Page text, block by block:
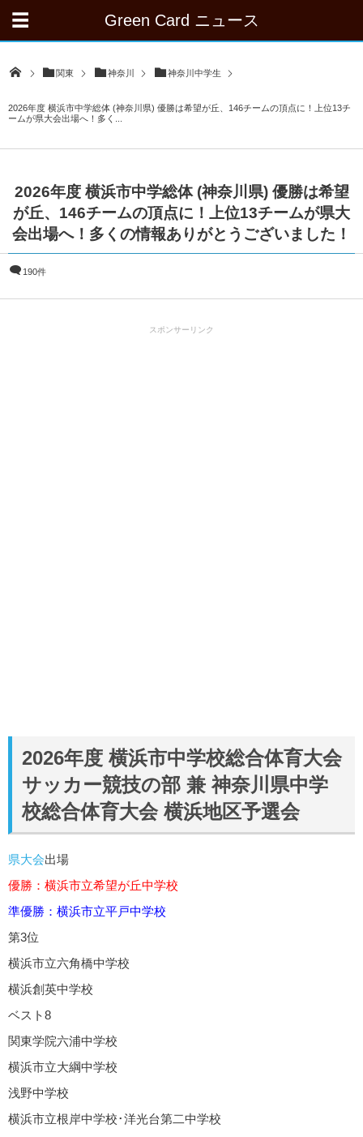
Green Card ニュース
関東 神奈川 神奈川中学生
2026年度 横浜市中学総体 (神奈川県) 優勝は希望が丘、146チームの頂点に！上位13チ
ームが県大会出場へ！多く...
2026年度 横浜市中学総体 (神奈川県) 優勝は希望
が丘、146チームの頂点に！上位13チームが県大
会出場へ！多くの情報ありがとうございました！
190件
スポンサーリンク
2026年度 横浜市中学校総合体育大会
サッカー競技の部 兼 神奈川県中学
校総合体育大会 横浜地区予選会
県大会出場
優勝：横浜市立希望が丘中学校
準優勝：横浜市立平戸中学校
第3位
横浜市立六角橋中学校
横浜創英中学校
ベスト8
関東学院六浦中学校
横浜市立大綱中学校
浅野中学校
横浜市立根岸中学校･洋光台第二中学校